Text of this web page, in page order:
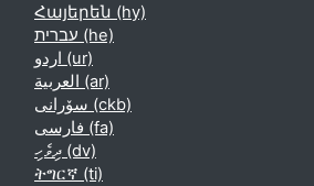
Հայերեն ‎(hy)‎
עברית ‎(he)‎
اردو ‎(ur)‎
العربية ‎(ar)‎
سۆرانی ‎(ckb)‎
فارسی ‎(fa)‎
ދިވެހި ‎(dv)‎
ትግርኛ ‎(ti)‎